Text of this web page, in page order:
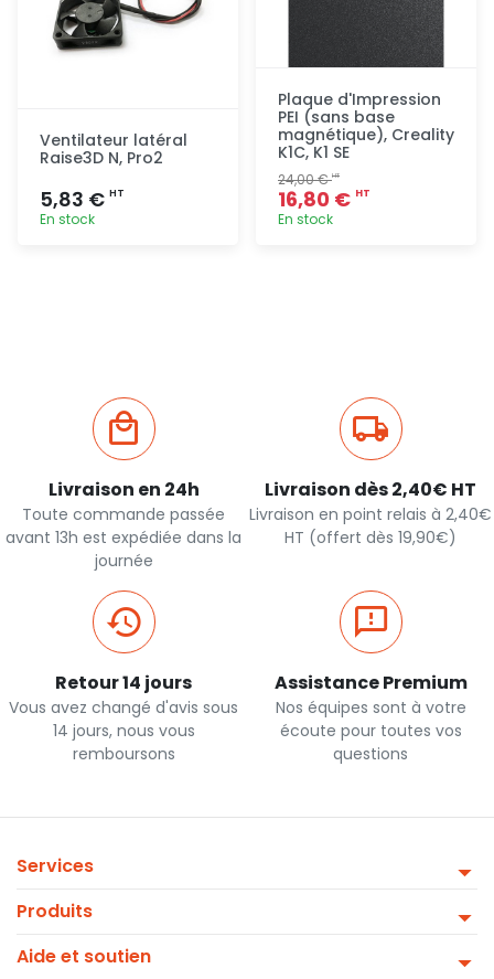
Ventilateur latéral
Raise3D N, Pro2
5,83 € HT
En stock
Plaque d'Impression
PEI (sans base
magnétique), Creality
K1C, K1 SE
24,00 €HT
16,80 € HT
En stock
Livraison en 24h
Toute commande passée
avant 13h est expédiée dans la
journée
Livraison dès 2,40€ HT
Livraison en point relais à 2,40€
HT (offert dès 19,90€)
Retour 14 jours
Vous avez changé d'avis sous
14 jours, nous vous
remboursons
Assistance Premium
Nos équipes sont à votre
écoute pour toutes vos
questions
Services
Produits
Aide et soutien